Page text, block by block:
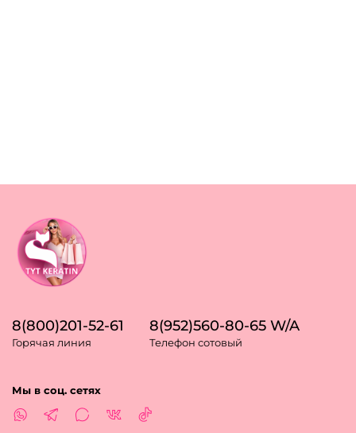
8(800)201-52-61
Горячая линия
8(952)560-80-65 W/A
Телефон сотовый
Мы в соц. сетях